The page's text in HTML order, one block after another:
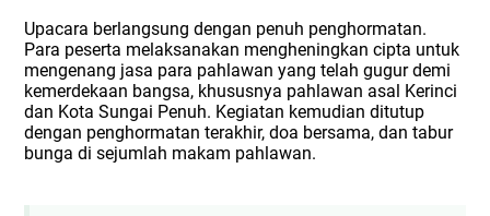
Upacara berlangsung dengan penuh penghormatan.
Para peserta melaksanakan mengheningkan cipta untuk
mengenang jasa para pahlawan yang telah gugur demi
kemerdekaan bangsa, khususnya pahlawan asal Kerinci
dan Kota Sungai Penuh. Kegiatan kemudian ditutup
dengan penghormatan terakhir, doa bersama, dan tabur
bunga di sejumlah makam pahlawan.